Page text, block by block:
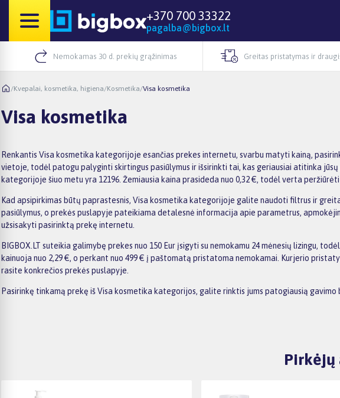
+370 700 33322
pagalba@bigbox.lt
Nemokamas 30 d. prekių grąžinimas Greitas pristatymas ir
/Kvepalai, kosmetika, higiena/Kosmetika/Visa kosmetika
Visa kosmetika
Renkantis Visa kosmetika kategorijoje esančias prekes internetu, svarbu matyti kainą,
vietoje, todėl patogu palyginti skirtingus pasiūlymus ir išsirinkti tai, kas geriausiai atitinka
kategorijoje šiuo metu yra 12196. Žemiausia kaina prasideda nuo 0,32 €, todėl verta
Kad apsipirkimas būtų paprastesnis, Visa kosmetika kategorijoje galite naudoti filtrus ir
pasiūlymus, o prekės puslapyje pateikiama detalesnė informacija apie parametrus,
užsisakyti pasirinktą prekę internetu.
BIGBOX.LT suteikia galimybę prekes nuo 150 Eur įsigyti su nemokamu 24 mėnesių lizingu,
kainuoja nuo 2,29 €, o perkant nuo 499 € į paštomatą pristatoma nemokamai. Kurjerio
rasite konkrečios prekės puslapyje.
Pasirinkę tinkamą prekę iš Visa kosmetika kategorijos, galite rinktis jums patogiausią
Pirkėjų